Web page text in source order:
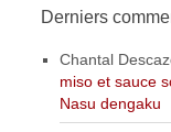
Derniers
Chantal
miso et sauce
Nasu dengaku